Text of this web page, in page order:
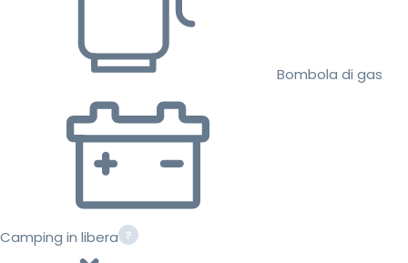
Bombola di gas
Camping in libera